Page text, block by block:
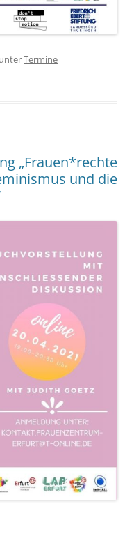
unterTermine
„Frauen*rechte
und die